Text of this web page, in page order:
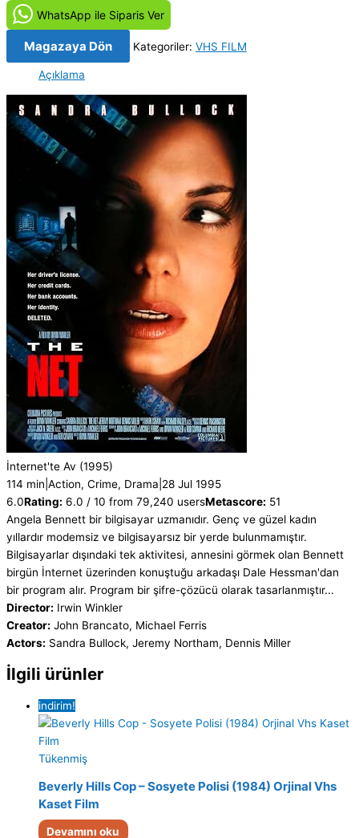
Internet'te
Av
(1995)
Orjinal
Kaset
Film
adet
WhatsApp ile Siparis Ver
Magazaya Dön Kategoriler: VHS FILM
Açıklama
İnternet'te Av (1995)
114 min Action, Crime, Drama 28 Jul 1995
6.0Rating: 6.0 / 10 from 79,240 usersMetascore: 51
Angela Bennett bir bilgisayar uzmanıdır. Genç ve güzel kadın
yıllardır modemsiz ve bilgisayarsız bir yerde bulunmamıştır.
Bilgisayarlar dışındaki tek aktivitesi, annesini görmek olan Bennett
birgün İnternet üzerinden konuştuğu arkadaşı Dale Hessman'dan
bir program alır. Program bir şifre-çözücü olarak tasarlanmıştır...
Director: Irwin Winkler
Creator: John Brancato, Michael Ferris
Actors: Sandra Bullock, Jeremy Northam, Dennis Miller
İlgili ürünler
indirim!
Tükenmiş
Beverly Hills Cop – Sosyete Polisi (1984) Orjinal Vhs
Kaset Film
Devamını oku